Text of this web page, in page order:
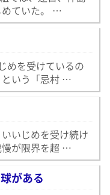
めていた。 …
めを受けているの
という「忌村 …
いじめを受け続け
慢が限界を超 …
がある